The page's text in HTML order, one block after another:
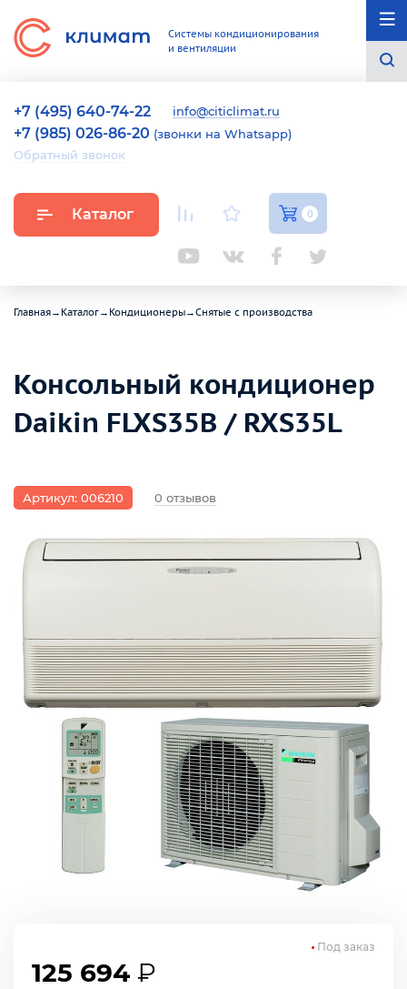
Системы кондиционирования
и вентиляции
+7 (495) 640-74-22 info@citiclimat.ru
+7 (985) 026-86-20 (звонки на Whatsapp)
Обратный звонок
Каталог 0
Главная→ Каталог→ Кондиционеры→Снятые с производства
Консольный кондиционер
Daikin FLXS35B / RXS35L
Артикул: 006210 0 отзывов
125 694 ₽
Под заказ